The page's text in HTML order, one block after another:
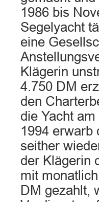
1986 bis
Segelyacht
eine
Klägerin
4.750 DM
den
die Yacht
1994 erwarb
seither
der Klägerin
mit
DM gezahlt,